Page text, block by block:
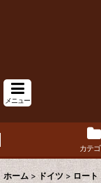
メニュー
カテゴ
ホーム > ドイツ > ロート